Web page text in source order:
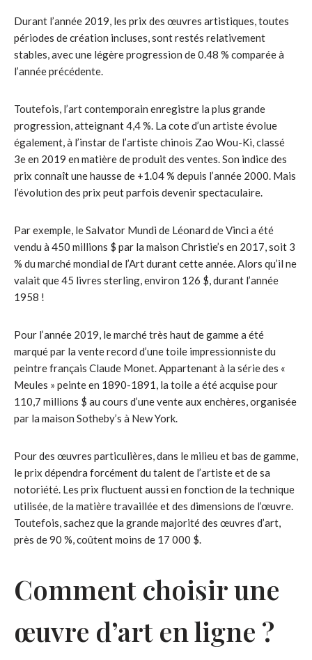
Durant l’année 2019, les prix des œuvres artistiques, toutes
périodes de création incluses, sont restés relativement
stables, avec une légère progression de 0.48 % comparée à
l’année précédente.
Toutefois, l’art contemporain enregistre la plus grande
progression, atteignant 4,4 %. La cote d’un artiste évolue
également, à l’instar de l’artiste chinois Zao Wou-Ki, classé
3e en 2019 en matière de produit des ventes. Son indice des
prix connaît une hausse de +1.04 % depuis l’année 2000. Mais
l’évolution des prix peut parfois devenir spectaculaire.
Par exemple, le Salvator Mundi de Léonard de Vinci a été
vendu à 450 millions $ par la maison Christie’s en 2017, soit 3
% du marché mondial de l’Art durant cette année. Alors qu’il ne
valait que 45 livres sterling, environ 126 $, durant l’année
1958 !
Pour l’année 2019, le marché très haut de gamme a été
marqué par la vente record d’une toile impressionniste du
peintre français Claude Monet. Appartenant à la série des «
Meules » peinte en 1890-1891, la toile a été acquise pour
110,7 millions $ au cours d’une vente aux enchères, organisée
par la maison Sotheby’s à New York.
Pour des œuvres particulières, dans le milieu et bas de gamme,
le prix dépendra forcément du talent de l’artiste et de sa
notoriété. Les prix fluctuent aussi en fonction de la technique
utilisée, de la matière travaillée et des dimensions de l’œuvre.
Toutefois, sachez que la grande majorité des œuvres d’art,
près de 90 %, coûtent moins de 17 000 $.
Comment choisir une
œuvre d’art en ligne ?